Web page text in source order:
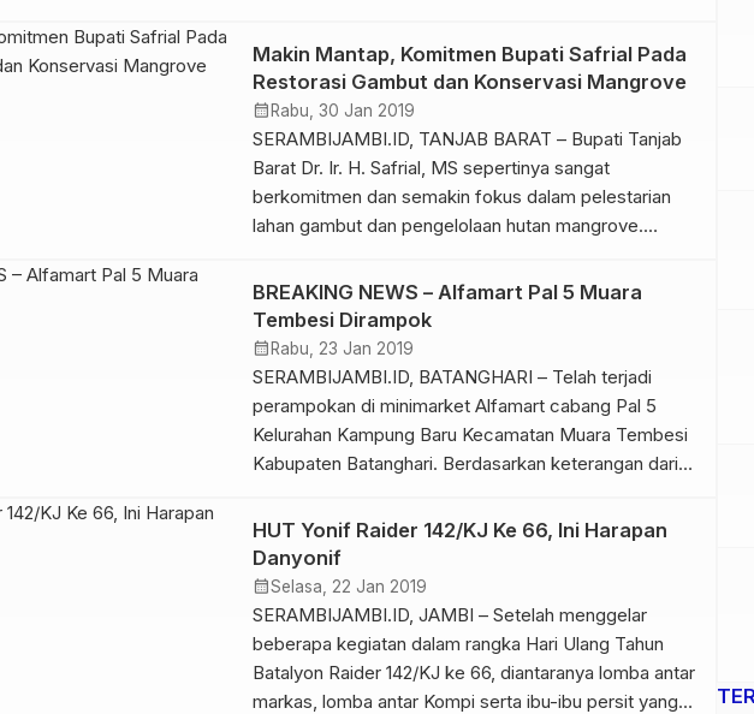
dilakukan awak media kepada paman korban dugaan
penculikan Safi’i, Rabu (30/1/19) pagi dikediaman
membenarkan, bahwa keponakanya “R” yang masih
berusia 1 tahun sempat dibawa […]
Makin Mantap, Komitmen Bupati Safrial Pada
Restorasi Gambut dan Konservasi Mangrove
calendar_month Rabu, 30 Jan 2019
SERAMBIJAMBI.ID, TANJAB BARAT – Bupati Tanjab
Barat Dr. Ir. H. Safrial, MS sepertinya sangat
berkomitmen dan semakin fokus dalam pelestarian
lahan gambut dan pengelolaan hutan mangrove.
belaka, pasalnya Bupati selalu aktif menghadiri dan
bahkan selalu di daulat menjadi pemateri dibeberapa
even kegiatan terkait restorasi maupun Konservasi
Nasional maupun Internasional. […]
BREAKING NEWS – Alfamart Pal 5 Muara
Tembesi Dirampok
calendar_month Rabu, 23 Jan 2019
SERAMBIJAMBI.ID, BATANGHARI – Telah terjadi
perampokan di minimarket Alfamart cabang Pal 5
Kelurahan Kampung Baru Kecamatan Muara Tembesi
Kabupaten Batanghari. Berdasarkan keterangan dari
mengendarai kendaraan jenis motor metik berwarna
kuning hitam. “Kami tadi nengok motornyo metik jenis
yamaha xeon warna kuning hitam parkir disitu (sambil
menunjuk area toko) waktu […]
HUT Yonif Raider 142/KJ Ke 66, Ini Harapan
Danyonif
calendar_monthSelasa, 22 Jan 2019
SERAMBIJAMBI.ID, JAMBI – Setelah menggelar
beberapa kegiatan dalam rangka Hari Ulang Tahun
Batalyon Raider 142/KJ ke 66, diantaranya lomba antar
markas, lomba antar Kompi serta ibu-ibu persit yang